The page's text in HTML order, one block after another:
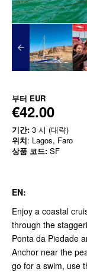
부터 EUR
€42.00
기간: 3 시 (대략)
위치: Lagos, Faro
상품 코드: SF
EN:
Enjoy a coastal
through the
Ponta da Piedade
Anchor near the
go for a swim, use